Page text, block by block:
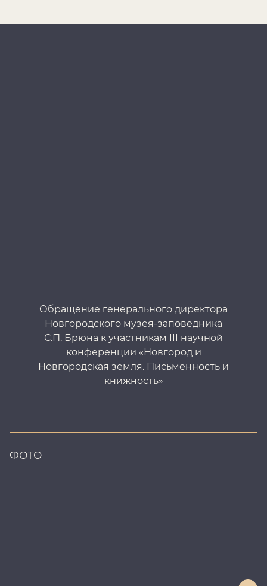
Обращение генерального директора
Новгородского музея-заповедника
С.П. Брюна к участникам III научной
конференции «Новгород и
Новгородская земля. Письменность и
книжность»
ФОТО